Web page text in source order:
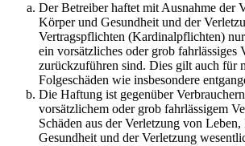
Der Betreiber haftet mit Ausnahme der
Körper und Gesundheit und der
Vertragspflichten (Kardinalpflichten)
ein vorsätzliches oder grob fahrlässiges
zurückzuführen sind. Dies gilt auch für
Folgeschäden wie insbesondere
Die Haftung ist gegenüber
vorsätzlichem oder grob fahrlässigem
Schäden aus der Verletzung von
Gesundheit und der Verletzung